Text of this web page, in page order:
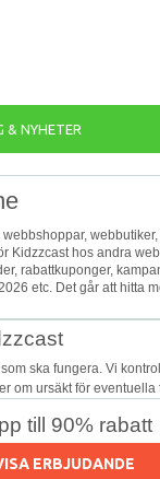
& NYHETER
Kidzzcast hos andra
rabattkuponger,
etc. Det går att hitta
ska fungera. Vi
om ursäkt för
till 90% rabatt
ERBJUDANDE